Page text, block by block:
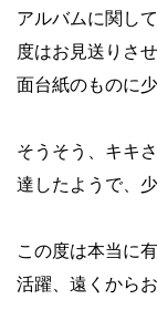
アルバムに関し
度はお見送りさ
面台紙のものに
そうそう、キキ
達したようで、
この度は本当に
活躍、遠くから